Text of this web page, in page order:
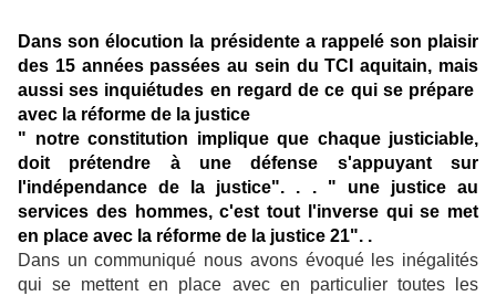
Dans son élocution la présidente a rappelé son plaisir
des 15 années passées au sein du TCI aquitain, mais
aussi ses inquiétudes en regard de ce qui se prépare
avec la réforme de la justice
" notre constitution implique que chaque justiciable,
doit prétendre à une défense s'appuyant sur
l'indépendance de la justice". . . " une justice au
services des hommes, c'est tout l'inverse qui se met
en place avec la réforme de la justice 21". .
Dans un communiqué nous avons évoqué les inégalités
qui se mettent en place avec en particulier toutes les